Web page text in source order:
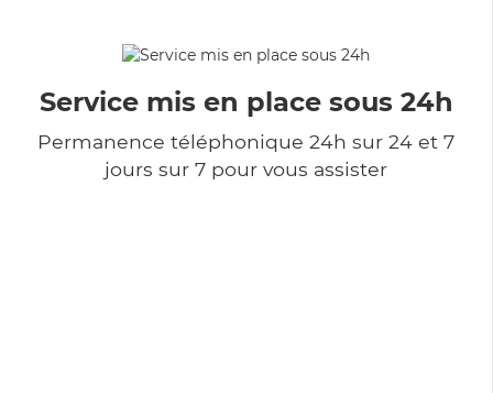
Service mis en place sous 24h
Permanence téléphonique 24h sur 24 et 7
jours sur 7 pour vous assister